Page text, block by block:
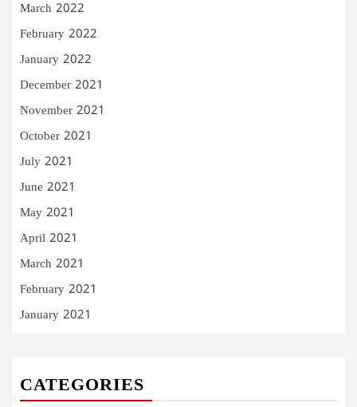
March 2022
February 2022
January 2022
December 2021
November 2021
October 2021
July 2021
June 2021
May 2021
April 2021
March 2021
February 2021
January 2021
CATEGORIES